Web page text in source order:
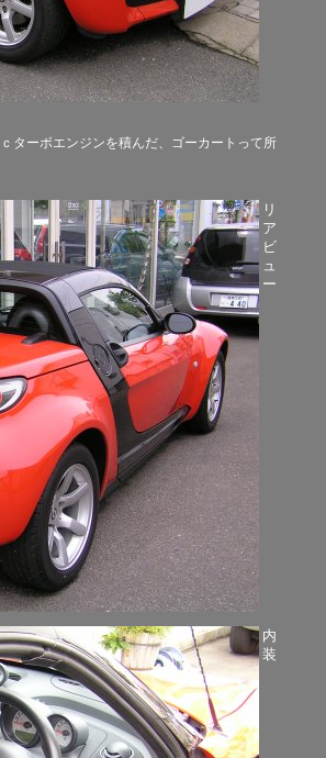
ターボエンジンを積んだ、ゴーカートって所
リ
ア
ビ
ュ
ー
内
装